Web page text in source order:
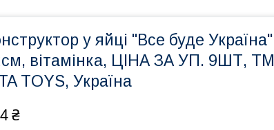
у яйці "Все буде Україна"
вітамінка, ЦІНА ЗА УП. 9ШТ, ТМ
TOYS, Україна
₴